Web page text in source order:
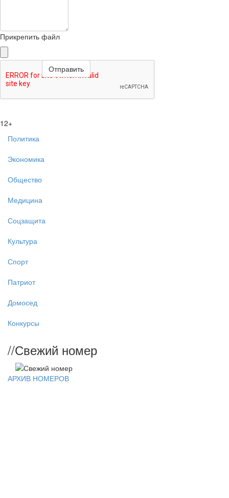
Прикрепить файл
12+
Политика
Экономика
Общество
Медицина
Соцзащита
Культура
Спорт
Патриот
Домосед
Конкурсы
//Свежий номер
АРХИВ НОМЕРОВ